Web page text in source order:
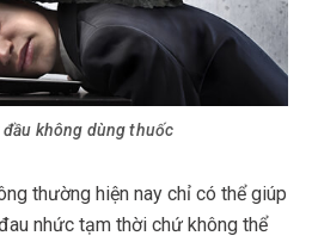
không dùng thuốc
thường hiện nay chỉ có thể giúp
nhức tạm thời chứ không thể